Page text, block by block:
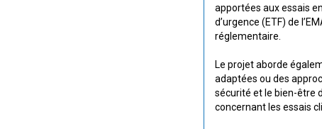
apportées aux essais
d’urgence (ETF) de
réglementaire.
Le projet aborde
adaptées ou des
sécurité et le bien-être
concernant les essais